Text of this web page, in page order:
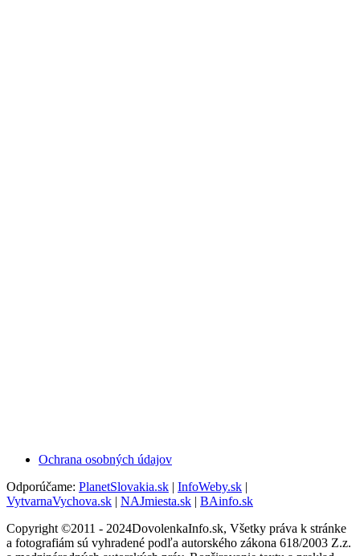
Ochrana osobných údajov
Odporúčame: PlanetSlovakia.sk | InfoWeby.sk |
VytvarnaVychova.sk | NAJmiesta.sk | BAinfo.sk
Copyright ©2011 - 2024DovolenkaInfo.sk, Všetky práva k stránke
a fotografiám sú vyhradené podľa autorského zákona 618/2003 Z.z.